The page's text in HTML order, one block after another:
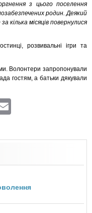
з цього поселення
родин. Деякий
кілька місяців повернулися
розвивальні ігри та
Волонтери запропонували
гостям, а батьки дякували